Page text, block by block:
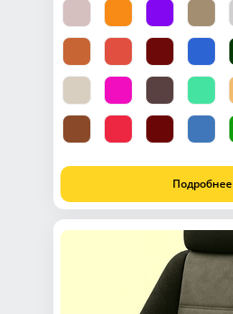
Подробнее